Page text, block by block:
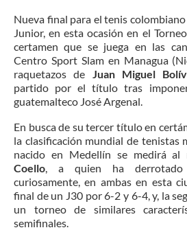
Nueva final para el tenis
Junior, en esta ocasión en el
certamen que se juega en las
Centro Sport Slam en Managua
raquetazos de
Juan Miguel
partido por el título tras
guatemalteco José Argenal.
En busca de su tercer título en
la clasificación mundial de tenistas
nacido en Medellín se medirá al
Coello , a quien ha derrotado
curiosamente, en ambas en esta
final de un J30 por 6-2 y 6-4, y, la
un torneo de similares
semifinales.